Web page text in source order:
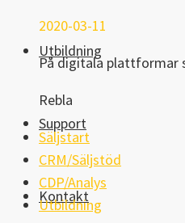
Utbildning
Support
Kontakt
2020-03-11
På digitala plattformar
Rebla
Säljstart
CRM/Säljstöd
CDP/Analys
Utbildning